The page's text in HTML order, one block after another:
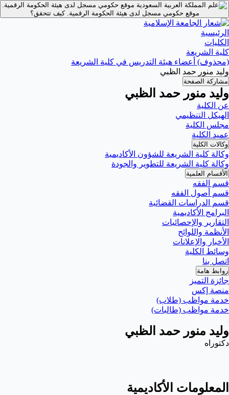
موقع حكومي مسجل لدى هيئة الحكومة الرقمية.
موقع حكومي مسجل لدى هيئة الحكومة الرقمية.كيف تتحقق؟
الرئيسية
الكليات
كلية الشريعة
(محذوف) أعضاء هيئة التدريس في كلية الشريعة
وليد منور حمد الظبي
مشاركة الصفحة
وليد منور حمد الظبي
عن الكلية
الهيكل التنظيمي
مجلس الكلية
عميد الكلية
وكالات الكلية
وكالة كلية الشريعة للشؤون الأكاديمية
وكالة كلية الشريعة للتطوير والجودة
الأقسام العلمية
قسم الفقه
قسم أصول الفقه
قسم الدراسات القضائية
البرامج الأكاديمية
التقارير والإحصائيات
الأنظمة واللوائح
الأخبار والإعلانات
وسائط الكلية
اتصل بنا
روابط هامة
جائزة التميز
منصة إكس
خدمة مواظب (طلاب)
خدمة مواظب (طالبات)
وليد منور حمد الظبي
دكتوراه
المعلومات الأكاديمية